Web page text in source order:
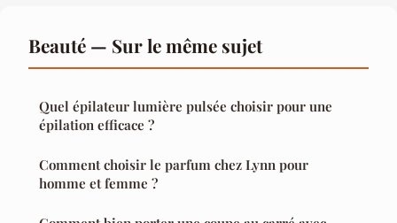
Beauté — Sur le même sujet
Quel épilateur lumière pulsée choisir pour une
épilation efficace ?
Comment choisir le parfum chez Lynn pour
homme et femme ?